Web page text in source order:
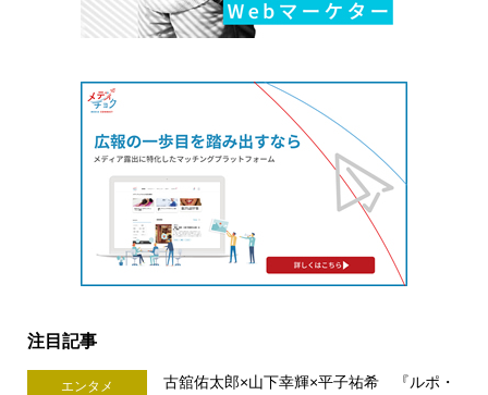
注目記事
エンタメ
古舘佑太郎×山下幸輝×平子祐希 『ルポ・